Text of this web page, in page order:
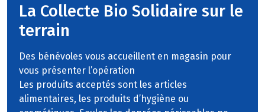
La Collecte Bio Solidaire sur le
terrain
Des bénévoles vous accueillent en magasin pour
vous présenter l’opération
Les produits acceptés sont les articles
alimentaires, les produits d’hygiène ou